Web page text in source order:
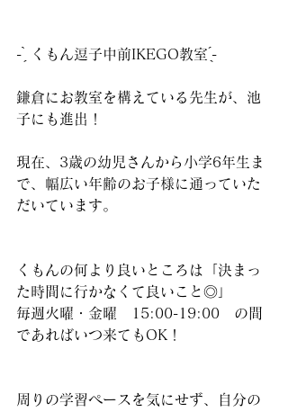
‪- ̗̀ くもん逗子中前IKEGO教室 ̖́-‬
鎌倉にお教室を構えている先生が、池
子にも進出！
現在、3歳の幼児さんから小学6年生ま
で、幅広い年齢のお子様に通っていた
だいています。
くもんの何より良いところは「決まっ
た時間に行かなくて良いこと◎」
毎週火曜・金曜　15:00-19:00　の間
であればいつ来てもOK！
周りの学習ペースを気にせず、自分の